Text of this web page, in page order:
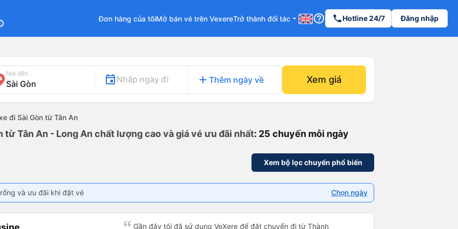
Đơn hàng của tôiMở bán vé trên VexereTrở thành đối tác arrow_drop_down help_outline phoneHotline 24/7 Đăng nhập
Nơi đến
Nhập ngày đi add Thêm ngày về Xem giá
đi Sài Gòn từ Tân An
từ Tân An - Long An chất lượng cao và giá vé ưu đãi nhất: 25 chuyến mỗi ngày
Xem bộ lọc chuyến phổ biến
và ưu đãi khi đặt vé Chọn ngày
Gần đây tôi đã sử dụng VeXere để đặt chuyến đi từ Thành